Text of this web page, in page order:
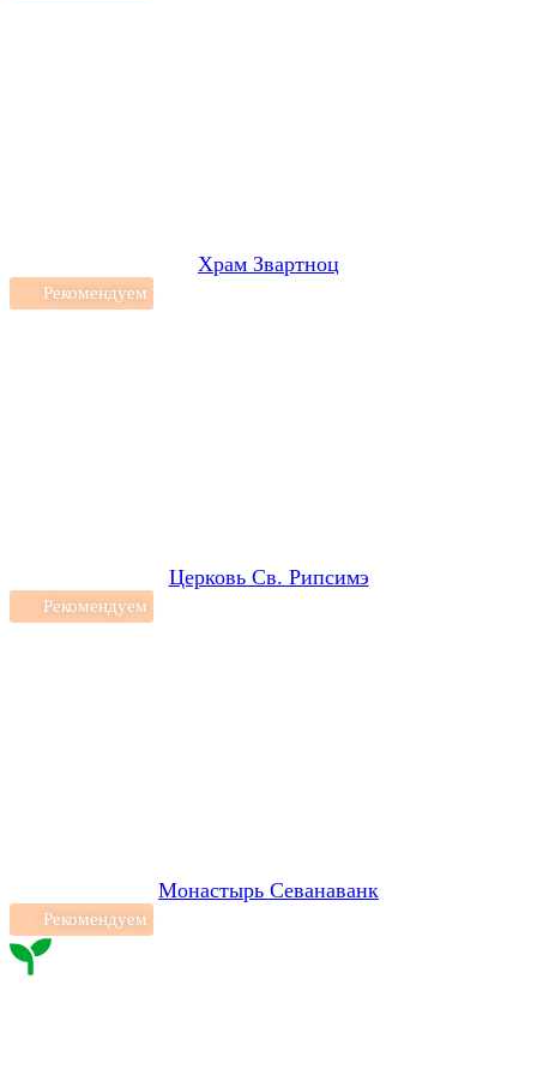
Храм Звартноц
Рекомендуем
Церковь Св. Рипсимэ
Рекомендуем
Монастырь Севанаванк
Рекомендуем